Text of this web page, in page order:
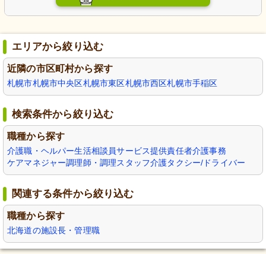
エリアから絞り込む
近隣の市区町村から探す
札幌市札幌市中央区札幌市東区札幌市西区札幌市手稲区
検索条件から絞り込む
職種から探す
介護職・ヘルパー生活相談員サービス提供責任者介護事務
ケアマネジャー調理師・調理スタッフ介護タクシー/ドライバー
関連する条件から絞り込む
職種から探す
北海道の施設長・管理職